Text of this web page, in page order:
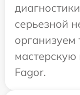
серьезной
организуем
мастерскую
Fagor.